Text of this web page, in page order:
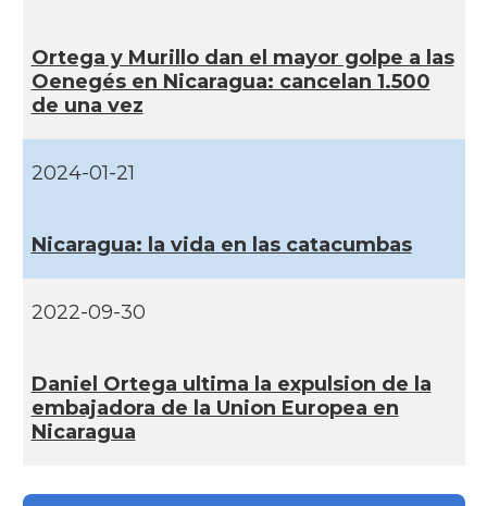
Ortega y Murillo dan el mayor golpe a las
Oenegés en Nicaragua: cancelan 1.500
de una vez
2024-01-21
Nicaragua: la vida en las catacumbas
2022-09-30
Daniel Ortega ultima la expulsion de la
embajadora de la Union Europea en
Nicaragua